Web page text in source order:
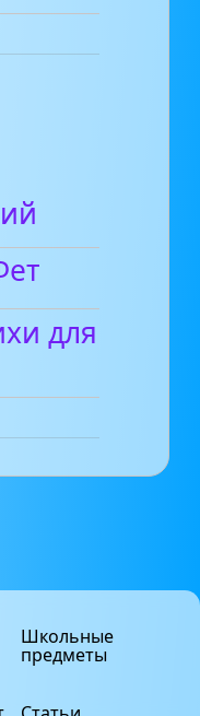
для
Школьные
предметы